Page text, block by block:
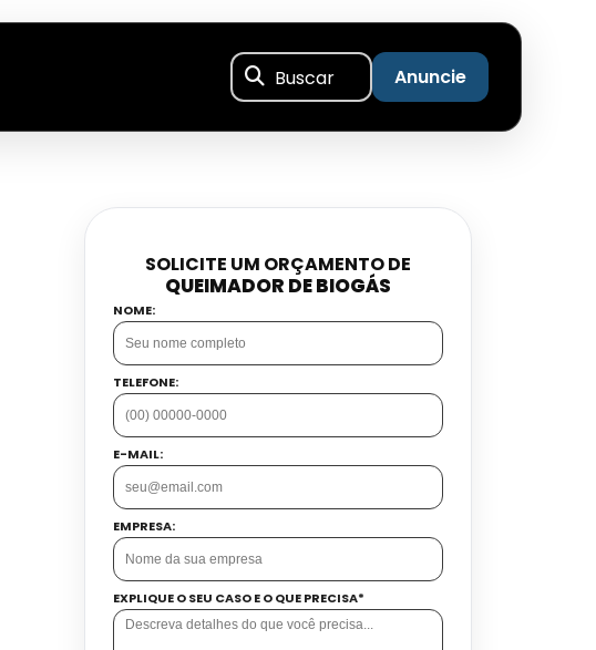
Buscar Anuncie
SOLICITE UM ORÇAMENTO DE
QUEIMADOR DE BIOGÁS
NOME:
TELEFONE:
E-MAIL:
EMPRESA:
EXPLIQUE O SEU CASO E O QUE PRECISA*